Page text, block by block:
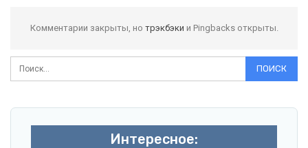
Комментарии закрыты, но трэкбэки и Pingbacks открыты.
Интересное: